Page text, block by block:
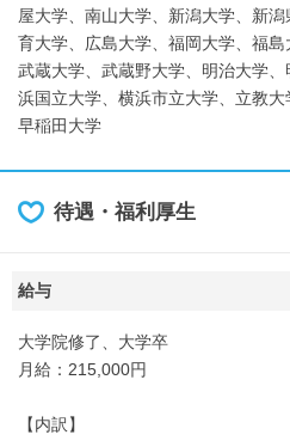
屋大学、南山大学、新潟大学、新
育大学、広島大学、福岡大学、福島
武蔵大学、武蔵野大学、明治大学
浜国立大学、横浜市立大学、立教大
早稲田大学
待遇・福利厚生
給与
大学院修了、大学卒
月給：215,000円
【内訳】